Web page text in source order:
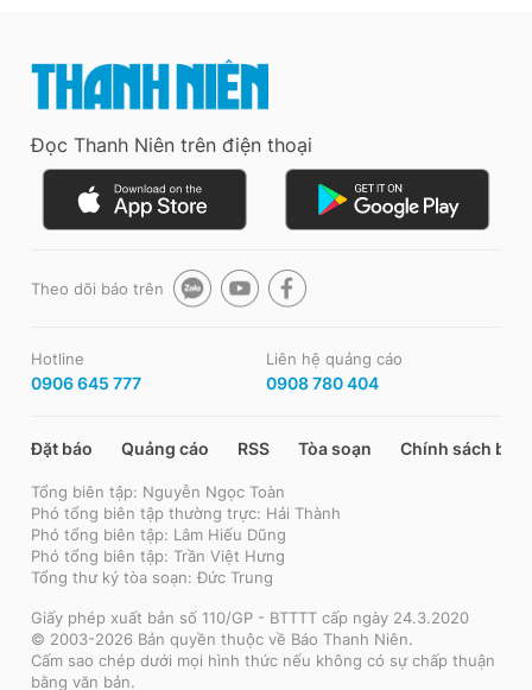
Đọc Thanh Niên trên điện thoại
Theo dõi báo trên
Hotline
0906 645 777
Liên hệ quảng cáo
0908 780 404
Đặt báo Quảng cáo RSS Tòa soạn Chính sách bảo
Tổng biên tập: Nguyễn Ngọc Toàn
Phó tổng biên tập thường trực: Hải Thành
Phó tổng biên tập: Lâm Hiếu Dũng
Phó tổng biên tập: Trần Việt Hưng
Tổng thư ký tòa soạn: Đức Trung
Giấy phép xuất bản số 110/GP - BTTTT cấp ngày 24.3.2020
© 2003-2026 Bản quyền thuộc về Báo Thanh Niên.
Cấm sao chép dưới mọi hình thức nếu không có sự chấp thuận
bằng văn bản.